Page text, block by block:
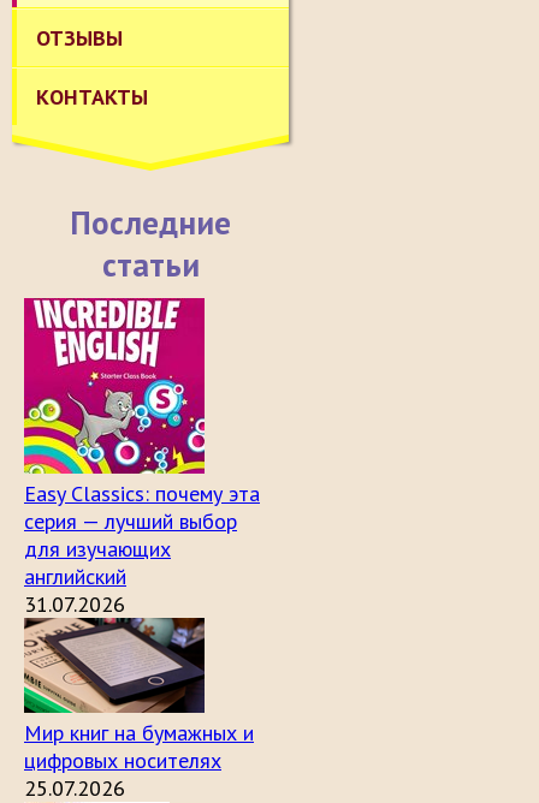
ОТЗЫВЫ
КОНТАКТЫ
Последние
статьи
Easy Classics: почему эта
серия — лучший выбор
для изучающих
английский
31.07.2026
Мир книг на бумажных и
цифровых носителях
25.07.2026